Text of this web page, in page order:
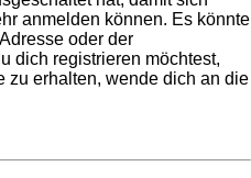
anmelden können. Es könnte
oder der
dich registrieren möchtest,
zu erhalten, wende dich an die